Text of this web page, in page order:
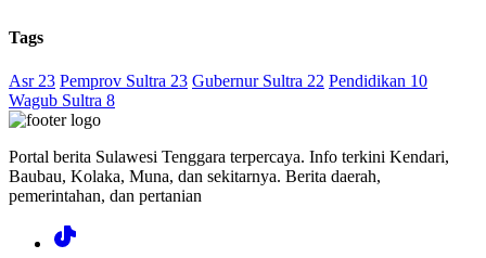
Tags
Asr 23 Pemprov Sultra 23 Gubernur Sultra 22 Pendidikan 10
Wagub Sultra 8
Portal berita Sulawesi Tenggara terpercaya. Info terkini Kendari,
Baubau, Kolaka, Muna, dan sekitarnya. Berita daerah,
pemerintahan, dan pertanian